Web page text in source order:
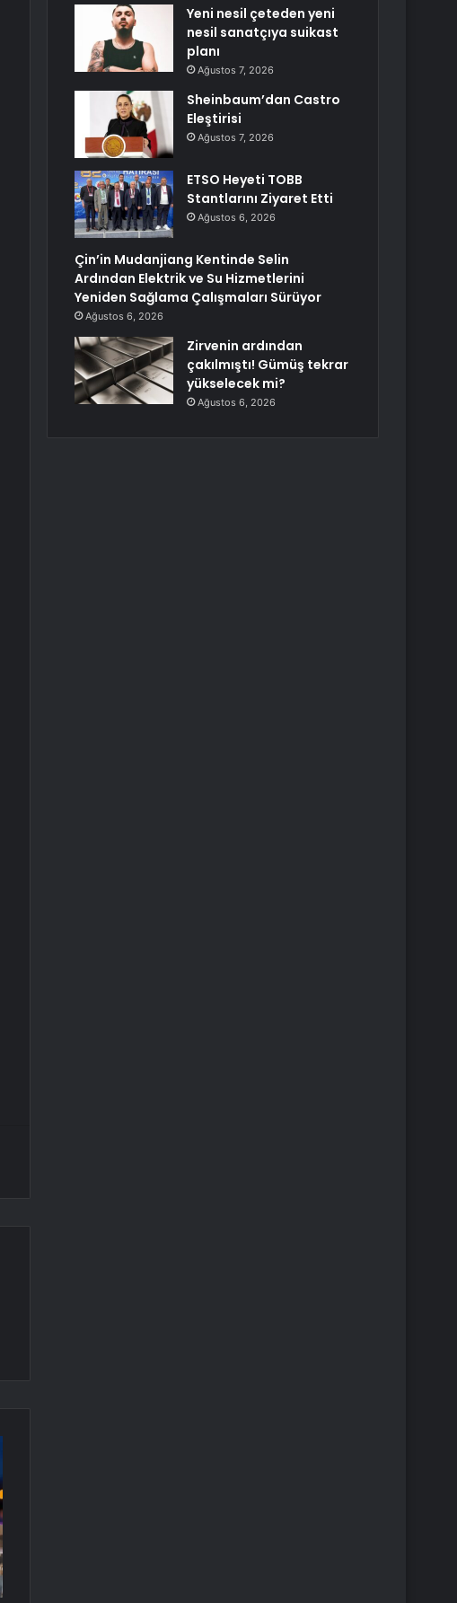
Yeni nesil çeteden yeni
nesil sanatçıya suikast
planı
Ağustos 7, 2026
Sheinbaum’dan Castro
Eleştirisi
Ağustos 7, 2026
ETSO Heyeti TOBB
Stantlarını Ziyaret Etti
Ağustos 6, 2026
Çin’in Mudanjiang Kentinde Selin
Ardından Elektrik ve Su Hizmetlerini
Yeniden Sağlama Çalışmaları Sürüyor
Ağustos 6, 2026
Zirvenin ardından
çakılmıştı! Gümüş tekrar
yükselecek mi?
Ağustos 6, 2026